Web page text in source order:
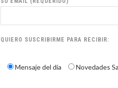
QUIERO SUSCRIBIRME PARA RECIBIR:
Mensaje del día Novedades